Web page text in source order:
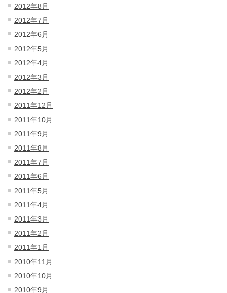
2012年8月
2012年7月
2012年6月
2012年5月
2012年4月
2012年3月
2012年2月
2011年12月
2011年10月
2011年9月
2011年8月
2011年7月
2011年6月
2011年5月
2011年4月
2011年3月
2011年2月
2011年1月
2010年11月
2010年10月
2010年9月